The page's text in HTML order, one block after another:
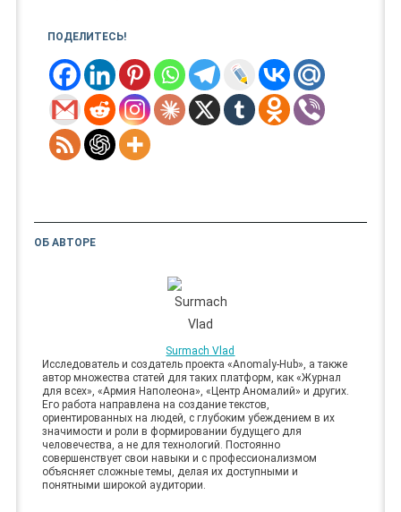
ПОДЕЛИТЕСЬ!
ОБ АВТОРЕ
Surmach Vlad
Исследователь и создатель проекта «Anomaly-Hub», а также
автор множества статей для таких платформ, как «Журнал
для всех», «Армия Наполеона», «Центр Аномалий» и других.
Его работа направлена на создание текстов,
ориентированных на людей, с глубоким убеждением в их
значимости и роли в формировании будущего для
человечества, а не для технологий. Постоянно
совершенствует свои навыки и с профессионализмом
объясняет сложные темы, делая их доступными и
понятными широкой аудитории.